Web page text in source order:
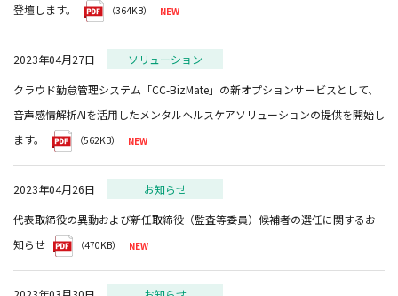
登壇します。
（364KB）
2023年04月27日
ソリューション
クラウド勤怠管理システム「CC-BizMate」の新オプションサービスとして、
音声感情解析AIを活用したメンタルヘルスケアソリューションの提供を開始し
ます。
（562KB）
2023年04月26日
お知らせ
代表取締役の異動および新任取締役（監査等委員）候補者の選任に関するお
知らせ
（470KB）